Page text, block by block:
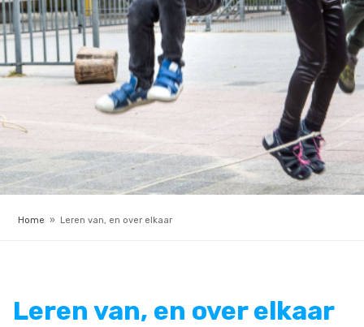
Home » Leren van, en over elkaar
Leren van, en over elkaar